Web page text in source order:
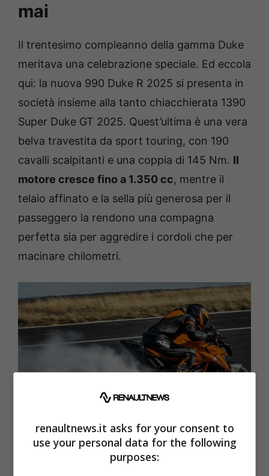
mai
Il trentesimo compleanno della gamma Duke
meritava una celebrazione speciale. Ed eccola
qui: la nuova 990 Duke R 2025 si presenta in
società insieme alla tanto chiacchierata 1390
Super Duke GT 2025. Quest’ultima è una vera
belva travestita da sport touring, con 190
cavalli scalpitanti e una coppia di 145 Nm. Il
motore cresce fino a 1.350 cc, mentre il
telaio affinato e la sella più generosa per il
passeggero la rendono una compagna
perfetta sia per aggredire i cordoli che per
macinare chilometri.
KTM Super Duke GT (KTM) renaultnews.it
renaultnews.it asks for your consent to
use your personal data for the following
purposes: